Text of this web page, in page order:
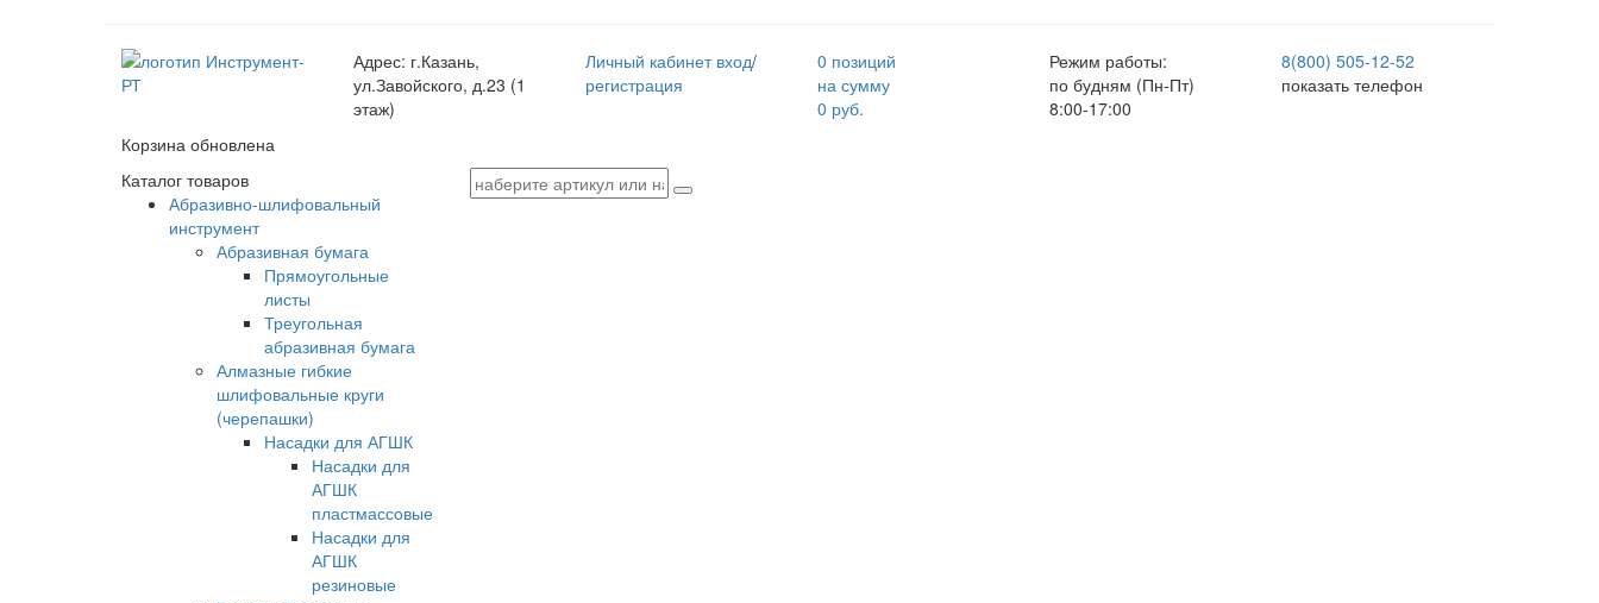
Адрес: г.Казань,
ул.Завойского, д.23 (1
этаж)
Личный кабинет вход/
регистрация
0 позиций
на сумму
0 руб.
Режим работы:
по будням (Пн-Пт)
8:00-17:00
8(800) 505-12-52
показать телефон
Корзина обновлена
Каталог товаров
Абразивно-шлифовальный
инструмент
Абразивная бумага
Прямоугольные
листы
Треугольная
абразивная бумага
Алмазные гибкие
шлифовальные круги
(черепашки)
Насадки для АГШК
Насадки для
АГШК
пластмассовые
Насадки для
АГШК
резиновые